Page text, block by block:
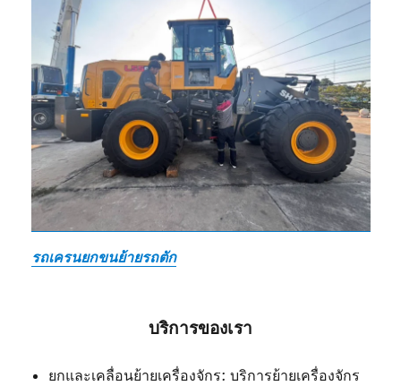
รถเครนยกขนย้ายรถตัก
บริการของเรา
ยกและเคลื่อนย้ายเครื่องจักร: บริการย้ายเครื่องจักร